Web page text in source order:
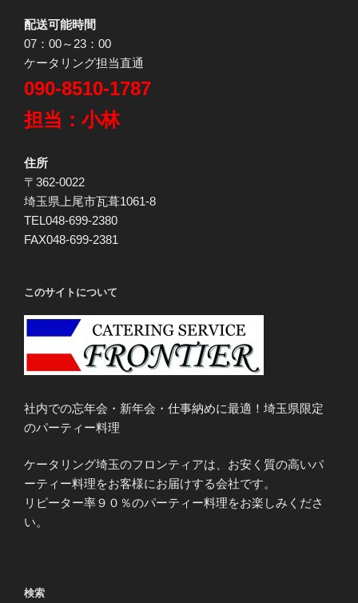
配送可能時間
07：00～23：00
ケータリング担当直通
090-8510-1787
担当：小林
住所
〒362-0022
埼玉県上尾市瓦葺1061-8
TEL048-699-2380
FAX048-699-2381
このサイトについて
社内での忘年会・新年会・仕事納めに最適！埼玉県限定
のパーティー料理
ケータリング埼玉のフロンティアは、お安く質の高いパ
ーティー料理をお客様にお届けする会社です。
リピーター率９０％のパーティー料理をお楽しみくださ
い。
検索